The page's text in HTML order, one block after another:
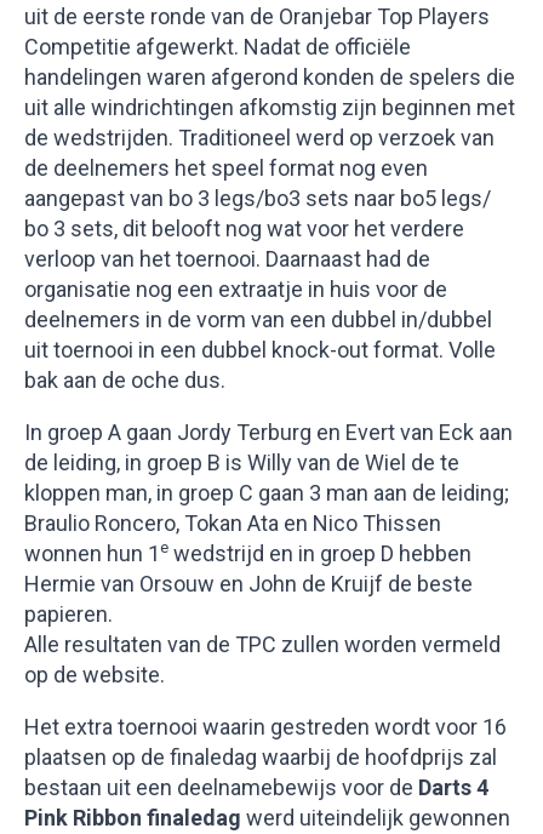
uit de eerste ronde van de Oranjebar Top Players
Competitie afgewerkt. Nadat de officiële
handelingen waren afgerond konden de spelers die
uit alle windrichtingen afkomstig zijn beginnen met
de wedstrijden. Traditioneel werd op verzoek van
de deelnemers het speel format nog even
aangepast van bo 3 legs/bo3 sets naar bo5 legs/
bo 3 sets, dit belooft nog wat voor het verdere
verloop van het toernooi. Daarnaast had de
organisatie nog een extraatje in huis voor de
deelnemers in de vorm van een dubbel in/dubbel
uit toernooi in een dubbel knock-out format. Volle
bak aan de oche dus.
In groep A gaan Jordy Terburg en Evert van Eck aan
de leiding, in groep B is Willy van de Wiel de te
kloppen man, in groep C gaan 3 man aan de leiding;
Braulio Roncero, Tokan Ata en Nico Thissen
wonnen hun 1e wedstrijd en in groep D hebben
Hermie van Orsouw en John de Kruijf de beste
papieren.
Alle resultaten van de TPC zullen worden vermeld
op de website.
Het extra toernooi waarin gestreden wordt voor 16
plaatsen op de finaledag waarbij de hoofdprijs zal
bestaan uit een deelnamebewijs voor de Darts 4
Pink Ribbon finaledag werd uiteindelijk gewonnen